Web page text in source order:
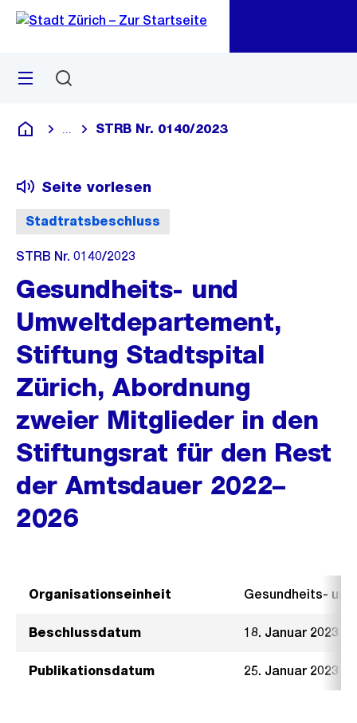
Navigation
Sprunglink
Menü
Deutsch
Blende alle Breadcrumbs ein
STRB Nr. 0140/2023
Stadtratsbeschluss
Seite vorlesen
STRB Nr. 0140/2023
Gesundheits- und
Umweltdepartement,
Stiftung Stadtspital
Zürich, Abordnung
zweier Mitglieder in den
Stiftungsrat für den Rest
der Amtsdauer 2022–
2026
Organisationseinheit Gesundheits-
Beschlussdatum 18. Januar 2023
Publikationsdatum 25. Januar 2023